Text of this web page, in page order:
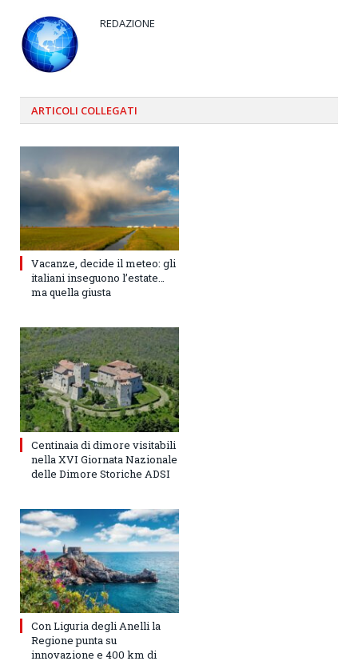
REDAZIONE
ARTICOLI COLLEGATI
Vacanze, decide il meteo: gli
italiani inseguono l’estate…
ma quella giusta
Centinaia di dimore visitabili
nella XVI Giornata Nazionale
delle Dimore Storiche ADSI
Con Liguria degli Anelli la
Regione punta su
innovazione e 400 km di